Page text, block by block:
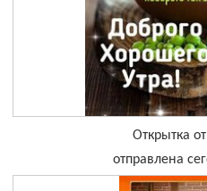
Открытка
отправлена